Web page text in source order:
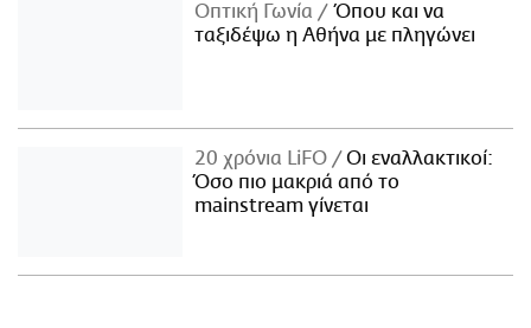
Οπτική Γωνία
Όπου και να
ταξιδέψω η Αθήνα με πληγώνει
20 χρόνια LiFO
Οι εναλλακτικοί:
Όσο πιο μακριά από το
mainstream γίνεται